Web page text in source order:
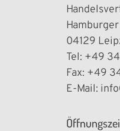
04129
Tel: +49
Fax: +49
E-Mail: